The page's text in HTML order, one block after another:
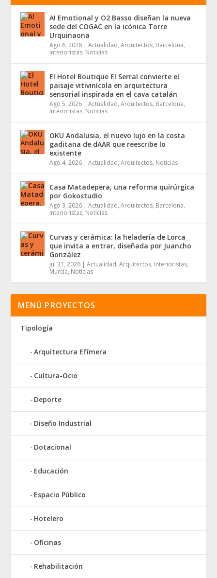
A! Emotional y O2 Basso diseñan la nueva
sede del COGAC en la icónica Torre
Urquinaona
Ago 6, 2026 |Actualidad,Arquitectos, Barcelona,
Interioristas, Noticias
El Hotel Boutique El Serral convierte el
paisaje vitivinícola en arquitectura
sensorial inspirada en el cava catalán
Ago 5, 2026 |Actualidad,Arquitectos, Barcelona,
Interioristas, Noticias
OKU Andalusia, el nuevo lujo en la costa
gaditana de dAAR que reescribe lo
existente
Ago 4, 2026 |Actualidad,Arquitectos, Noticias
Casa Matadepera, una reforma quirúrgica
por Gokostudio
Ago 3, 2026 |Actualidad,Arquitectos, Barcelona,
Interioristas, Noticias
Curvas y cerámica: la heladería de Lorca
que invita a entrar, diseñada por Juancho
González
Jul 31, 2026 |Actualidad,Arquitectos, Interioristas,
Murcia, Noticias
MENÚ PROYECTOS
Tipología
Arquitectura Efímera
Cultura-Ocio
Deporte
Diseño Industrial
Dotacional
Educación
Espacio Público
Hotelero
Oficinas
Rehabilitación